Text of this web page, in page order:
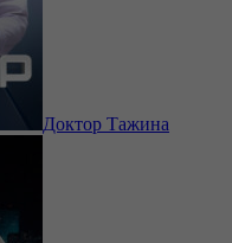
Доктор Тажина